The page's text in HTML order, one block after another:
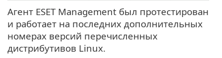
Агент ESET Management был протестирован
и работает на последних дополнительных
номерах версий перечисленных
дистрибутивов Linux.